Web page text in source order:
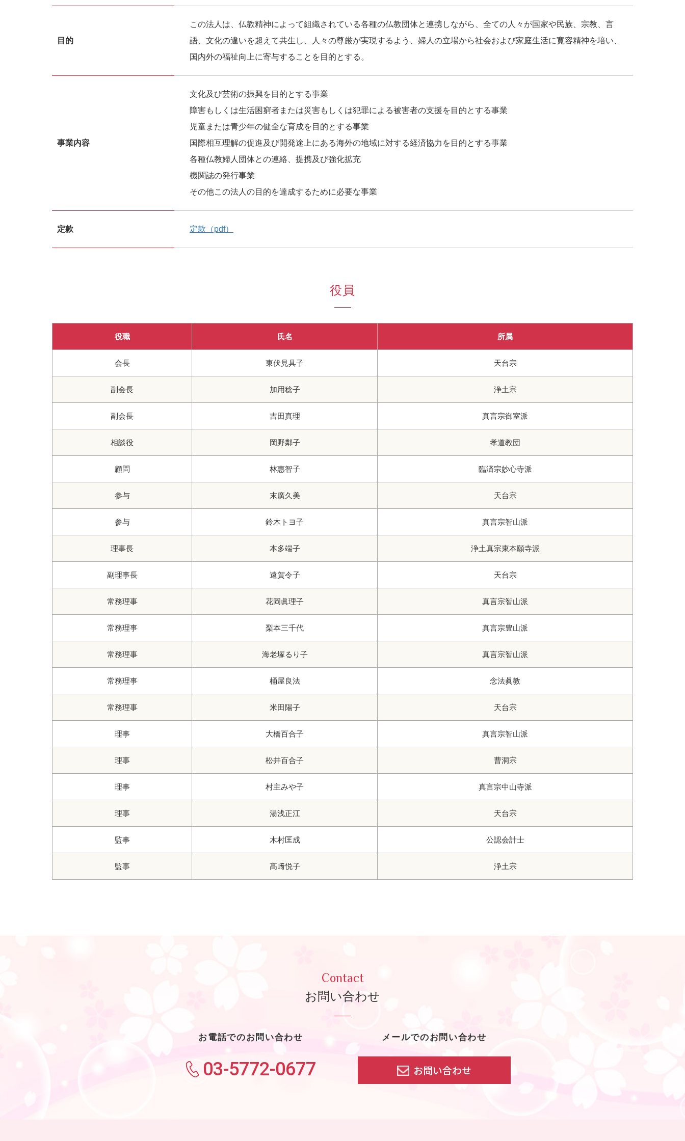
目的
この法人は、仏教精神によって組織されている各種の仏教団体と連携しながら、全ての人々が国家や民族、宗教、言
語、文化の違いを超えて共生し、人々の尊厳が実現するよう、婦人の立場から社会および家庭生活に寛容精神を培い、
国内外の福祉向上に寄与することを目的とする。
事業内容
文化及び芸術の振興を目的とする事業
障害もしくは生活困窮者または災害もしくは犯罪による被害者の支援を目的とする事業
児童または青少年の健全な育成を目的とする事業
国際相互理解の促進及び開発途上にある海外の地域に対する経済協力を目的とする事業
各種仏教婦人団体との連絡、提携及び強化拡充
機関誌の発行事業
その他この法人の目的を達成するために必要な事業
定款 定款（pdf）
役員
役職 氏名 所属
会長 東伏見具子 天台宗
副会長 加用稔子 浄土宗
副会長 吉田真理 真言宗御室派
相談役 岡野鄰子 孝道教団
顧問 林惠智子 臨済宗妙心寺派
参与 末廣久美 天台宗
参与 鈴木トヨ子 真言宗智山派
理事長 本多端子 浄土真宗東本願寺派
副理事長 遠賀令子 天台宗
常務理事 花岡眞理子 真言宗智山派
常務理事 梨本三千代 真言宗豊山派
常務理事 海老塚るり子 真言宗智山派
常務理事 桶屋良法 念法眞教
常務理事 米田陽子 天台宗
理事 大橋百合子 真言宗智山派
理事 松井百合子 曹洞宗
理事 村主みや子 真言宗中山寺派
理事 湯浅正江 天台宗
監事 木村匡成 公認会計士
監事 髙﨑悦子 浄土宗
Contact
お問い合わせ
お電話でのお問い合わせ
03-5772-0677
メールでのお問い合わせ
お問い合わせ